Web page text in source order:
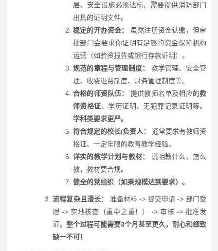
层、安全设施必须达标，需要提供消防部门
出具的证明文件。
稳定的开办资金：
虽然注册资金认缴，但审
批部门会要求你证明有足够的资金保障机构
运营（如验资报告或银行存款证明）。
规范的章程与管理制度：
教学管理、安全管
理、收费退费制度、财务管理制度等。
合格的师资队伍：
提供教师名单及相应的教
师资格证、学历证明、无犯罪记录证明等。
学科类要求更严。
符合规定的校长/负责人：
通常要求有教师资
格证、一定年限的教育教学经验。
详实的教学计划与教材：
说明教什么、怎么
教，教材要合规。
健全的党组织（如果规模达到要求）。
流程复杂且漫长：
准备材料 -> 提交申请 -> 部门受
理 -> 实地核查（重中之重！） -> 审核 -> 批准发
证。 整个过程可能需要3个月甚至更久，耐心和细致
缺一不可！